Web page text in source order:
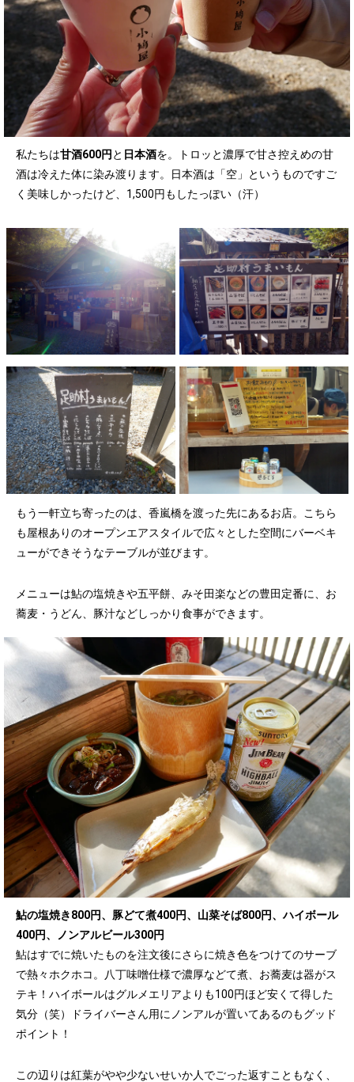
私たちは甘酒600円 と 日本酒を。トロッと濃厚で甘さ控えめの甘
酒は冷えた体に染み渡ります。日本酒は「空」というものですご
く美味しかったけど、1,500円もしたっぽい（汗）
もう一軒立ち寄ったのは、香嵐橋を渡った先にあるお店。こちら
も屋根ありのオープンエアスタイルで広々とした空間にバーベキ
ューができそうなテーブルが並びます。
メニューは鮎の塩焼きや五平餅、みそ田楽などの豊田定番に、お
蕎麦・うどん、豚汁などしっかり食事ができます。
鮎の塩焼き800円、豚どて煮400円、山菜そば800円、ハイボール
400円、ノンアルビール300円
鮎はすでに焼いたものを注文後にさらに焼き色をつけてのサーブ
で熱々ホクホコ。八丁味噌仕様で濃厚などて煮、お蕎麦は器がス
テキ！ハイボールはグルメエリアよりも100円ほど安くて得した
気分（笑）ドライバーさん用にノンアルが置いてあるのもグッド
ポイント！
この辺りは紅葉がやや少ないせいか人でごった返すこともなく、